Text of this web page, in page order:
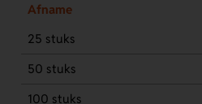
Afname
25 stuks
50 stuks
100 stuks